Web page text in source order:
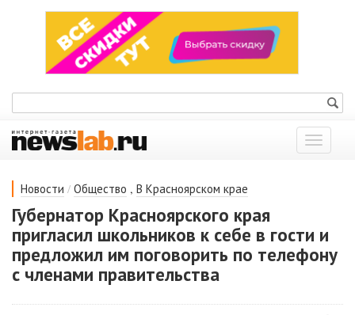
Показать
меню
Новости / Общество , В Красноярском крае
Губернатор Красноярского края
пригласил школьников к себе в гости и
предложил им поговорить по телефону
с членами правительства